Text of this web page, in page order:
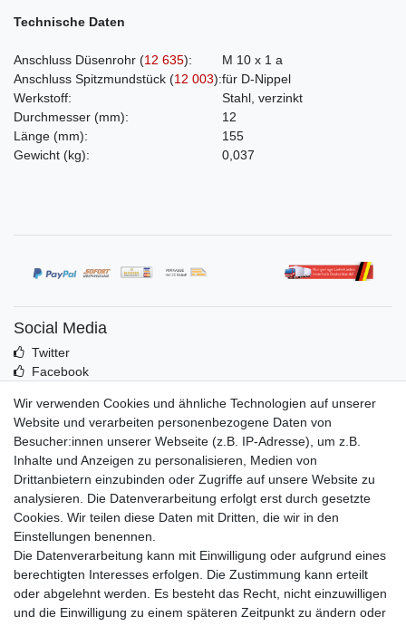
Technische Daten
Anschluss Düsenrohr (12 635):
M 10 x 1 a
Anschluss Spitzmundstück (12 003):für D-Nippel
Werkstoff:
Stahl, verzinkt
Durchmesser (mm):
12
Länge (mm):
155
Gewicht (kg): 0,037
Social Media
Twitter
Facebook
Mehr über uns
Kontakt
Impressum
Zusatzinfos
AGB
Altölentsorgung
Batterieentsorgung
Datenschutz
Lieferbedingungen
Widerrufsbelehrung
Wir verwenden Cookies und ähnliche Technologien auf unserer
Website und verarbeiten personenbezogene Daten von
Besucher:innen unserer Webseite (z.B. IP-Adresse), um z.B.
Inhalte und Anzeigen zu personalisieren, Medien von
Drittanbietern einzubinden oder Zugriffe auf unsere Website zu
analysieren. Die Datenverarbeitung erfolgt erst durch gesetzte
Cookies. Wir teilen diese Daten mit Dritten, die wir in den
Einstellungen benennen.
Die Datenverarbeitung kann mit Einwilligung oder aufgrund eines
berechtigten Interesses erfolgen. Die Zustimmung kann erteilt
oder abgelehnt werden. Es besteht das Recht, nicht einzuwilligen
und die Einwilligung zu einem späteren Zeitpunkt zu ändern oder